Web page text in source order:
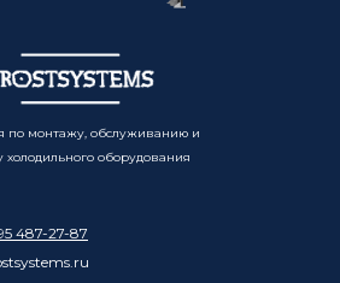
487-27-87
по монтажу, обслуживанию и
холодильного оборудования